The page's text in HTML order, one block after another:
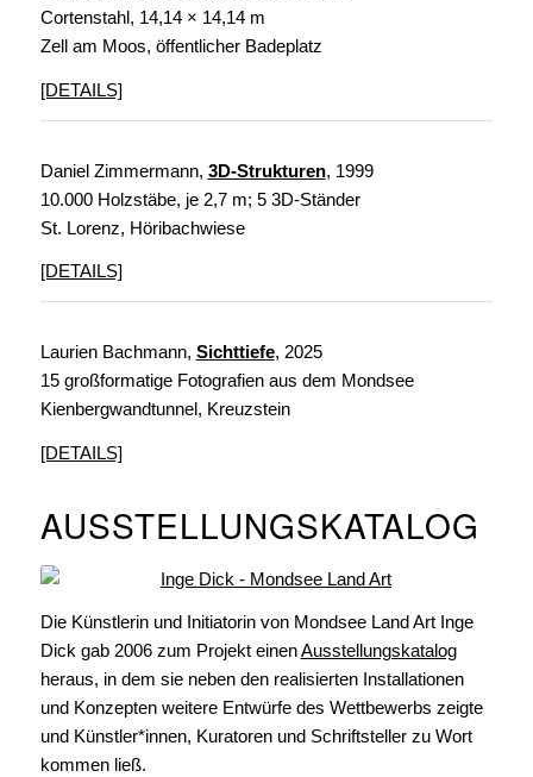
Cortenstahl, 14,14 × 14,14 m
Zell am Moos, öffentlicher Badeplatz
[DETAILS]
Daniel Zimmermann, 3D-Strukturen, 1999
10.000 Holzstäbe, je 2,7 m; 5 3D-Ständer
St. Lorenz, Höribachwiese
[DETAILS]
Laurien Bachmann, Sichttiefe, 2025
15 großformatige Fotografien aus dem Mondsee
Kienbergwandtunnel, Kreuzstein
[DETAILS]
AUSSTELLUNGSKATALOG
Die Künstlerin und Initiatorin von Mondsee Land Art Inge
Dick gab 2006 zum Projekt einenAusstellungskatalog
heraus, in dem sie neben den realisierten Installationen
und Konzepten weitere Entwürfe des Wettbewerbs zeigte
und Künstler*innen, Kuratoren und Schriftsteller zu Wort
kommen ließ.